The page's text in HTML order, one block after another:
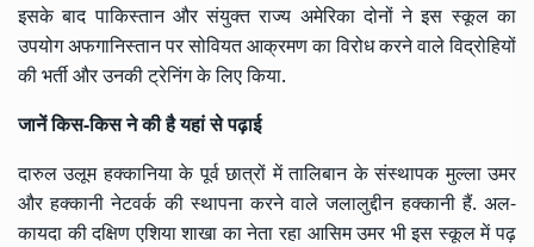
इसके बाद पाकिस्तान और संयुक्त राज्य अमेरिका दोनों ने इस स्कूल का
उपयोग अफगानिस्तान पर सोवियत आक्रमण का विरोध करने वाले विद्रोहियों
की भर्ती और उनकी ट्रेनिंग के लिए किया.
जानें किस-किस ने की है यहां से पढ़ाई
दारुल उलूम हक्कानिया के पूर्व छात्रों में तालिबान के संस्थापक मुल्ला उमर
और हक्कानी नेटवर्क की स्थापना करने वाले जलालुद्दीन हक्कानी हैं. अल-
कायदा की दक्षिण एशिया शाखा का नेता रहा आसिम उमर भी इस स्कूल में पढ़